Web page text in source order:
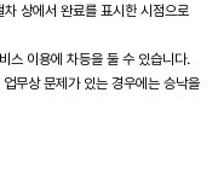
상에서 완료를 표시한 시점으로
이용에 차등을 둘 수 있습니다.
무상 문제가 있는 경우에는 승낙을